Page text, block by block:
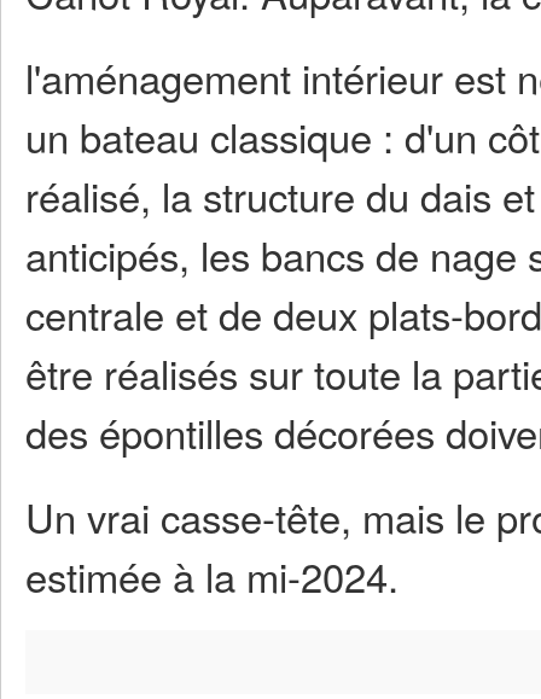
l'aménagement intérieur est
un bateau classique : d'un
réalisé, la structure du dais
anticipés, les bancs de nage
centrale et de deux plats-
être réalisés sur toute la
des épontilles décorées
Un vrai casse-tête, mais le
estimée à la mi-2024.